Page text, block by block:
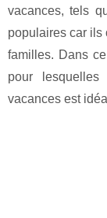
vacances, tels
populaires car ils
familles. Dans
pour
vacances est